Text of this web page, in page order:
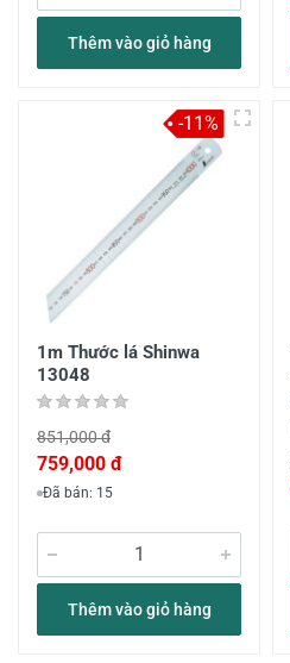
Thêm vào giỏ hàng
1m Thước lá Shinwa
13048
851,000 đ
759,000 đ
Đã bán: 15
Thêm vào giỏ hàng
-11%